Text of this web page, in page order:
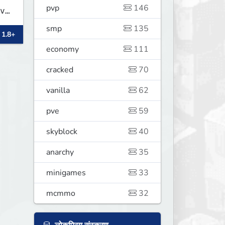
pvp
146
smp
135
economy
111
cracked
70
vanilla
62
pve
59
skyblock
40
anarchy
35
minigames
33
mcmmo
32